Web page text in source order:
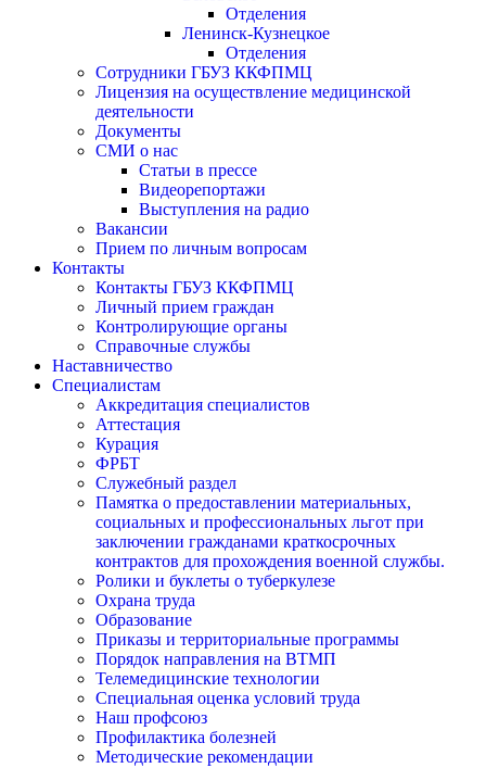
Отделения
Ленинск-Кузнецкое
Отделения
Сотрудники ГБУЗ ККФПМЦ
Лицензия на осуществление медицинской
деятельности
Документы
СМИ о нас
Статьи в прессе
Видеорепортажи
Выступления на радио
Вакансии
Прием по личным вопросам
Контакты
Контакты ГБУЗ ККФПМЦ
Личный прием граждан
Контролирующие органы
Справочные службы
Наставничество
Специалистам
Аккредитация специалистов
Аттестация
Курация
ФРБТ
Служебный раздел
Памятка о предоставлении материальных,
социальных и профессиональных льгот при
заключении гражданами краткосрочных
контрактов для прохождения военной службы.
Ролики и буклеты о туберкулезе
Охрана труда
Образование
Приказы и территориальные программы
Порядок направления на ВТМП
Телемедицинские технологии
Специальная оценка условий труда
Наш профсоюз
Профилактика болезней
Методические рекомендации